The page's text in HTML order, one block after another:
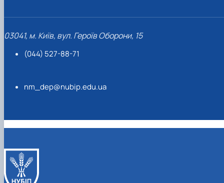
03041, м. Київ, вул. Героїв Оборони, 15
(044) 527-88-71
nm_dep@nubip.edu.ua